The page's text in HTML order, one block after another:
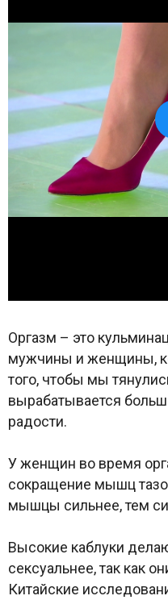
Оргазм – это
мужчины и женщины,
того, чтобы мы
вырабатывается
радости.
У женщин во время
сокращение мышц
мышцы сильнее, тем
Высокие каблуки
сексуальнее, так как
Китайские